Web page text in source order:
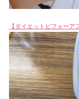
【ダイエットビフォー